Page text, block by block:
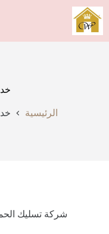
التجاوز
إلى
المحتوى
الرئيسية
شركة تسليك